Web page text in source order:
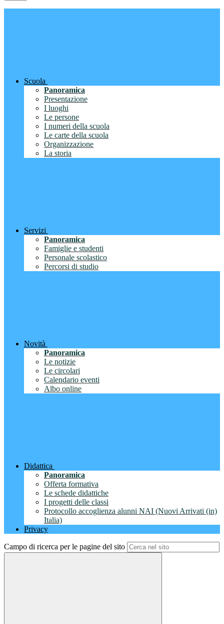
Scuola
Panoramica
Presentazione
I luoghi
Le persone
I numeri della scuola
Le carte della scuola
Organizzazione
La storia
Servizi
Panoramica
Famiglie e studenti
Personale scolastico
Percorsi di studio
Novità
Panoramica
Le notizie
Le circolari
Calendario eventi
Albo online
Didattica
Panoramica
Offerta formativa
Le schede didattiche
I progetti delle classi
Protocollo accoglienza alunni NAI (Nuovi Arrivati (in)
Italia)
Privacy
Campo di ricerca per le pagine del sito